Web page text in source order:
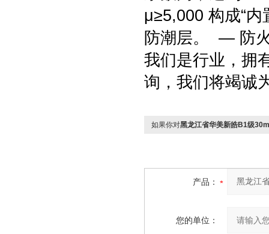
μ≥5,000 构成“
防潮层。 — 防
我们是行业，拥
询，我们将竭诚
如果你对黑龙江省华美新皓B1级
产品：
您的单位：